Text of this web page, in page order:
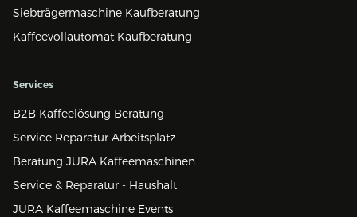
Siebträgermaschine Kaufberatung
Kaffeevollautomat Kaufberatung
Services
B2B Kaffeelösung Beratung
Service Reparatur Arbeitsplatz
Beratung JURA Kaffeemaschinen
Service & Reparatur - Haushalt
JURA Kaffeemaschine Events